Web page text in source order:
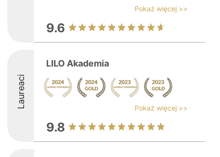
Pokaż więcej >>
9.6
Laureaci
LILO Akademia
Pokaż więcej >>
9.8